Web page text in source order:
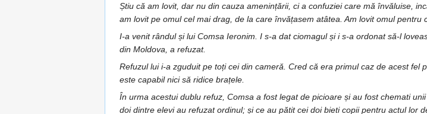
Știu că am lovit, dar nu din cauza amenințării, ci a confuziei care mă învăluise,
am lovit pe omul cel mai drag, de la care învățasem atâtea. Am lovit omul
I-a venit rândul și lui Comsa Ieronim. I s-a dat ciomagul și i s-a ordonat să-l
din Moldova, a refuzat.
Refuzul lui i-a zguduit pe toți cei din cameră. Cred că era primul caz de acest
este capabil nici să ridice brațele.
În urma acestui dublu refuz, Comsa a fost legat de picioare și au fost chemati
doi dintre elevi au refuzat ordinul; și ce au pătit cei doi bieti copii pentru actul lor